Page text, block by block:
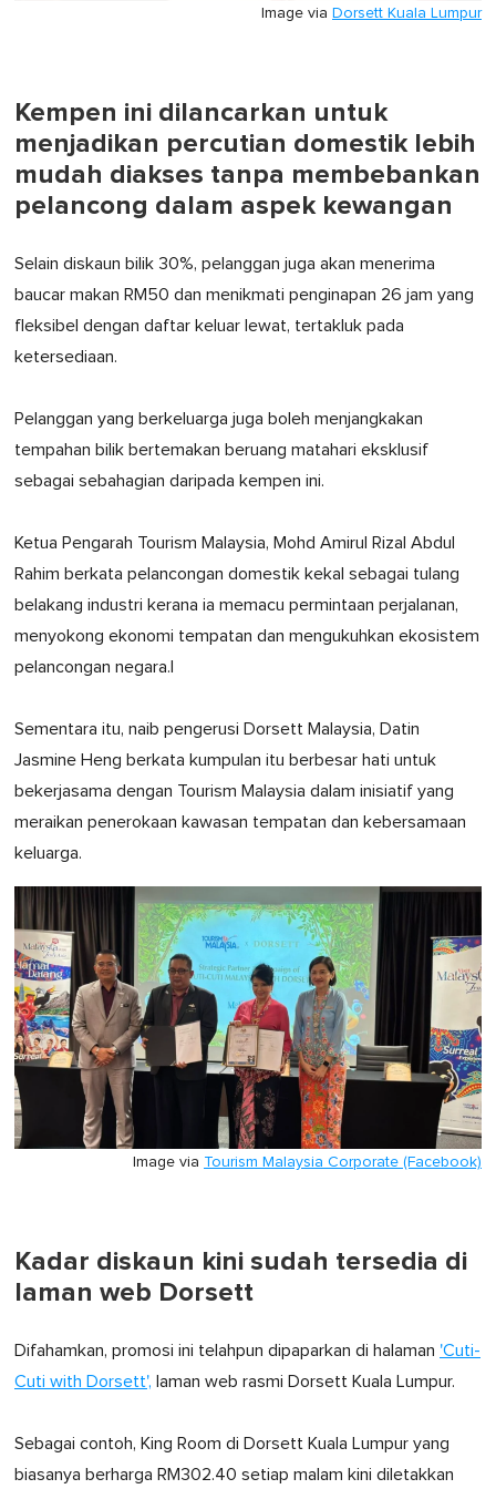
Image via Dorsett Kuala Lumpur
Kempen ini dilancarkan untuk
menjadikan percutian domestik lebih
mudah diakses tanpa membebankan
pelancong dalam aspek kewangan
Selain diskaun bilik 30%, pelanggan juga akan menerima
baucar makan RM50 dan menikmati penginapan 26 jam yang
fleksibel dengan daftar keluar lewat, tertakluk pada
ketersediaan.
Pelanggan yang berkeluarga juga boleh menjangkakan
tempahan bilik bertemakan beruang matahari eksklusif
sebagai sebahagian daripada kempen ini.
Ketua Pengarah Tourism Malaysia, Mohd Amirul Rizal Abdul
Rahim berkata pelancongan domestik kekal sebagai tulang
belakang industri kerana ia memacu permintaan perjalanan,
menyokong ekonomi tempatan dan mengukuhkan ekosistem
pelancongan negara.|
Sementara itu, naib pengerusi Dorsett Malaysia, Datin
Jasmine Heng berkata kumpulan itu berbesar hati untuk
bekerjasama dengan Tourism Malaysia dalam inisiatif yang
meraikan penerokaan kawasan tempatan dan kebersamaan
keluarga.
Image via Tourism Malaysia Corporate (Facebook)
Kadar diskaun kini sudah tersedia di
laman web Dorsett
Difahamkan, promosi ini telahpun dipaparkan di halaman 'Cuti-
Cuti with Dorsett', laman web rasmi Dorsett Kuala Lumpur.
Sebagai contoh, King Room di Dorsett Kuala Lumpur yang
biasanya berharga RM302.40 setiap malam kini diletakkan